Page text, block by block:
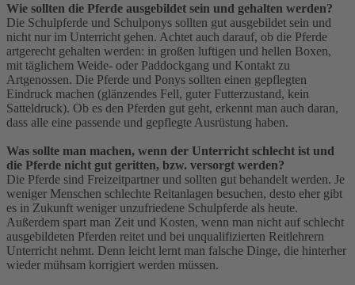
Wie sollten die Pferde ausgebildet sein und gehalten werden?
Die Schulpferde und Schulponys sollten gut ausgebildet sein und
nicht nur im Unterricht gehen. Achtet auch darauf, ob die Pferde
artgerecht gehalten werden: in großen luftigen und hellen Boxen,
mit täglichem Weide- oder Paddockgang und Kontakt zu
Artgenossen. Die Pferde und Ponys sollten einen gepflegten
Eindruck machen (glänzendes Fell, guter Futterzustand, kein
Satteldruck). Ob es den Pferden gut geht, erkennt man auch daran,
dass alle eine passende und gepflegte Ausrüstung haben.
Was sollte man machen, wenn der Unterricht schlecht ist und
die Pferde nicht gut geritten, bzw. versorgt werden?
Die Pferde sind Freizeitpartner und sollten gut behandelt werden. Je
weniger Menschen schlechte Reitanlagen besuchen, desto eher gibt
es in Zukunft weniger unzufriedene Schulpferde als heute.
Außerdem spart man Zeit und Kosten, wenn man nicht auf schlecht
ausgebildeten Pferden reitet und bei unqualifizierten Reitlehrern
Unterricht nehmt. Denn leicht lernt man falsche Dinge, die hinterher
wieder mühsam korrigiert werden müssen.